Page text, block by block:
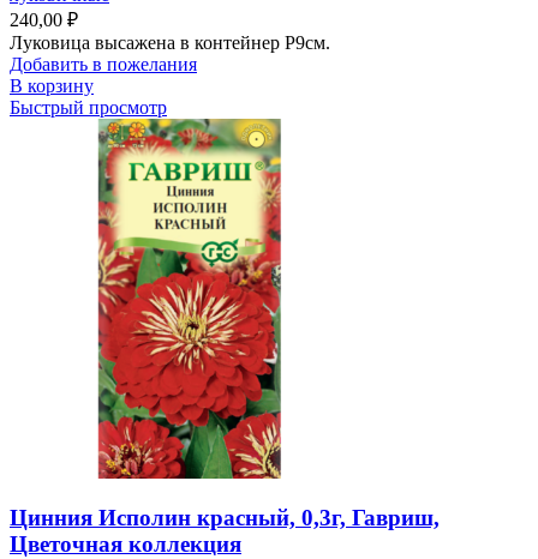
240,00 ₽
Луковица высажена в контейнер Р9см.
Добавить в пожелания
В корзину
Быстрый просмотр
Цинния Исполин красный, 0,3г, Гавриш,
Цветочная коллекция